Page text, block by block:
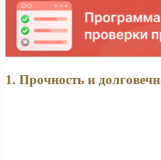
1. Прочность и